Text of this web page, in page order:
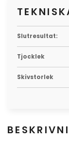
Slutresultat:
Tjocklek
Skivstorlek